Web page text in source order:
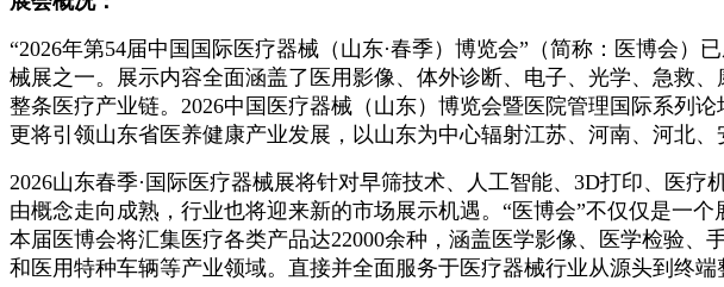
“2026年第54届中国国际医疗器械（山东·春季）博览会”（简称：医博会）
械展之一。展示内容全面涵盖了医用影像、体外诊断、电子、光学、急救
整条医疗产业链。2026中国医疗器械（山东）博览会暨医院管理国际系列
更将引领山东省医养健康产业发展，以山东为中心辐射江苏、河南、河北、
2026山东春季·国际医疗器械展将针对早筛技术、人工智能、 3D打印、医疗
由概念走向成熟，行业也将迎来新的市场展示机遇。 “医博会”不仅仅是一
本届医博会将汇集医疗各类产品达22000余种，涵盖医学影像、医学检验
和医用特种车辆等产业领域。直接并全面服务于医疗器械行业从源头到终端